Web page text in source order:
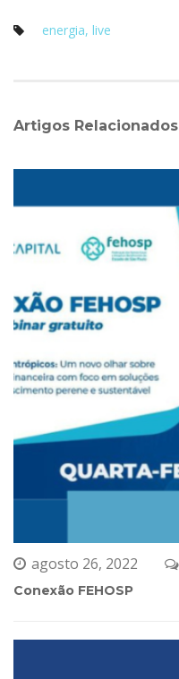
energia, live
Artigos Relacionado
agosto 26, 2022
Conexão FEHOSP